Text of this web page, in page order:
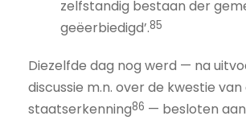
zelfstandig bestaan der
geëerbiedigd’.85
Diezelfde dag nog werd — na
discussie m.n. over de kwestie van
staatserkenning86 — besloten